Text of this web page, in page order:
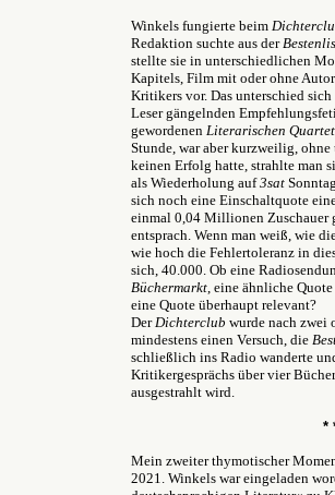
Winkels fungierte beim
Redaktion suchte aus der
stellte sie in unterschiedlichen
Kapitels, Film mit oder ohne
Kritikers vor. Das unterschied
Leser gängelnden
gewordenen Literarischen
Stunde, war aber kurzweilig,
keinen Erfolg hatte, strahlte man
als Wiederholung auf3sat
sich noch eine Einschaltquote
einmal 0,04 Millionen Zuschauer
entsprach. Wenn man weiß, wie
wie hoch die Fehlertoleranz in
sich, 40.000. Ob eine
Büchermarkt, eine ähnliche
eine Quote überhaupt relevant?
DerDichterclub wurde nach zwei
mindestens einen Versuch, die
schließlich ins Radio wanderte
Kritikergesprächs über vier
ausgestrahlt wird.
* *
Mein zweiter thymotischer
2021. Winkels war eingeladen